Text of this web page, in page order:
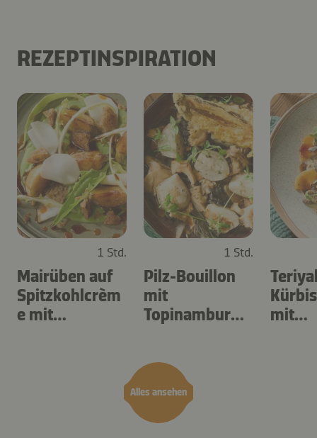
REZEPTINSPIRATION
Alles ansehen
1 Std.
Mairüben auf
Spitzkohlcrèm
e mit
1 Std.
Pilz-Bouillon
mit
Topinambur
mit